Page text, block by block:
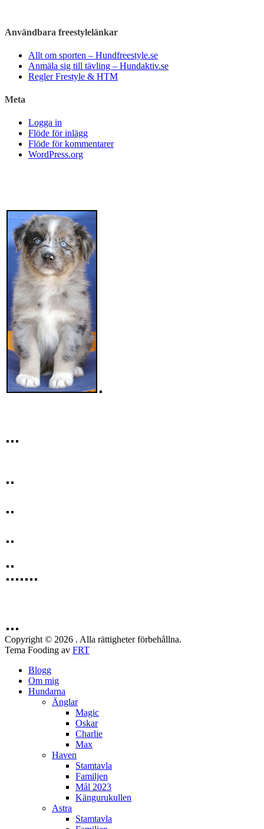
Användbara freestylelänkar
Allt om sporten – Hundfreestyle.se
Anmäla sig till tävling – Hundaktiv.se
Regler Frestyle & HTM
Meta
Logga in
Flöde för inlägg
Flöde för kommentarer
WordPress.org
Copyright © 2026 . Alla rättigheter förbehållna.
Tema Fooding av FRT
Blogg
Om mig
Hundarna
Änglar
Magic
Oskar
Charlie
Max
Haven
Stamtavla
Familjen
Mål 2023
Kängurukullen
Astra
Stamtavla